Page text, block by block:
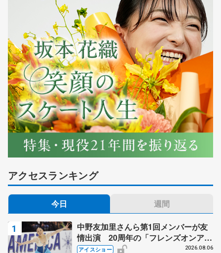
アクセスランキング
今日 週間
中野友加里さんら第1回メンバーが友
情出演 20周年の「フレンズオンアイ
ス」 宮本賢二さん、有川梨絵さん、
アイスショー 2026.08.06